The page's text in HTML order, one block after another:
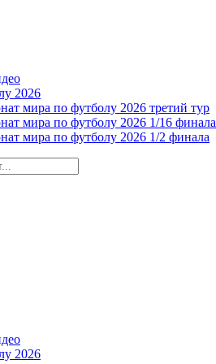
2026
мира по футболу 2026 третий тур
мира по футболу 2026 1/16 финала
мира по футболу 2026 1/2 финала
2026